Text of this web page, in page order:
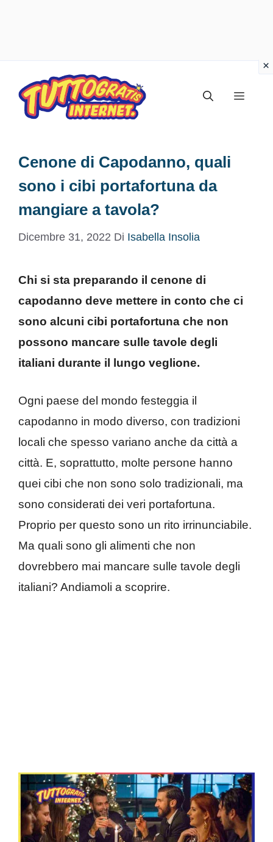
contenuto
Menu
Cenone di Capodanno, quali
sono i cibi portafortuna da
mangiare a tavola?
Dicembre 31, 2022 Di Isabella Insolia
Chi si sta preparando il cenone di
capodanno deve mettere in conto che ci
sono alcuni cibi portafortuna che non
possono mancare sulle tavole degli
italiani durante il lungo veglione.
Ogni paese del mondo festeggia il
capodanno in modo diverso, con tradizioni
locali che spesso variano anche da città a
città. E, soprattutto, molte persone hanno
quei cibi che non sono solo tradizionali, ma
sono considerati dei veri portafortuna.
Proprio per questo sono un rito irrinunciabile.
Ma quali sono gli alimenti che non
dovrebbero mai mancare sulle tavole degli
italiani? Andiamoli a scoprire.